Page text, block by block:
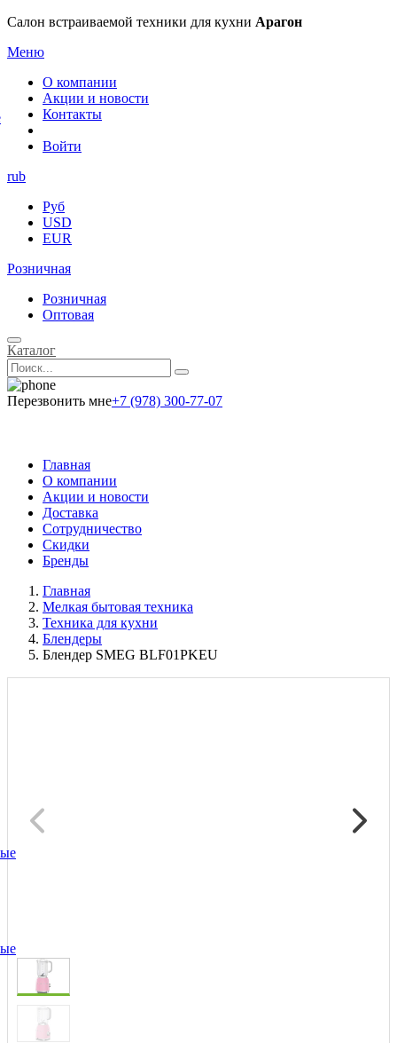
Салон встраиваемой техники для кухни Арагон
Меню
О компании
Акции и новости
Контакты
Войти
rub
Руб
USD
EUR
Розничная
Розничная
Оптовая
Каталог
Перезвонить мне+7 (978) 300-77-07
Главная
О компании
Акции и новости
Доставка
Сотрудничество
Скидки
Бренды
Главная
Мелкая бытовая техника
Техника для кухни
Блендеры
Блендер SMEG BLF01PKEU